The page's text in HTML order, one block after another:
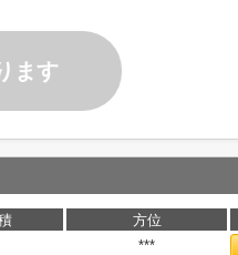
ます
方位
***